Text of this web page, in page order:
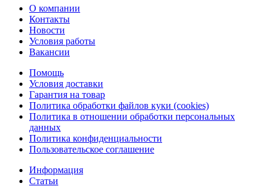
О компании
Контакты
Новости
Условия работы
Вакансии
Помощь
Условия доставки
Гарантия на товар
Политика обработки файлов куки (cookies)
Политика в отношении обработки персональных
данных
Политика конфиденциальности
Пользовательское соглашение
Информация
Статьи